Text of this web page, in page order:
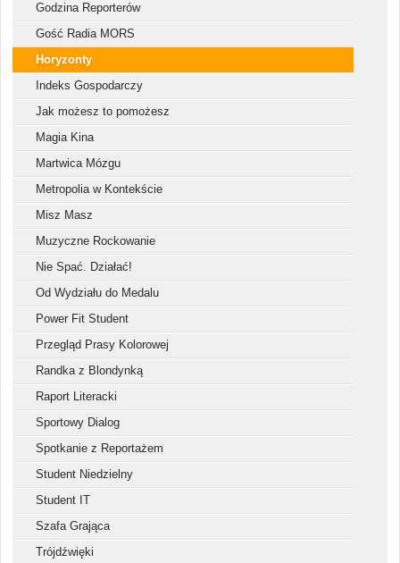
Godzina Reporterów
Gość Radia MORS
Horyzonty
Indeks Gospodarczy
Jak możesz to pomożesz
Magia Kina
Martwica Mózgu
Metropolia w Kontekście
Misz Masz
Muzyczne Rockowanie
Nie Spać. Działać!
Od Wydziału do Medalu
Power Fit Student
Przegląd Prasy Kolorowej
Randka z Blondynką
Raport Literacki
Sportowy Dialog
Spotkanie z Reportażem
Student Niedzielny
Student IT
Szafa Grająca
Trójdźwięki